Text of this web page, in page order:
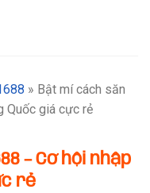
» Bật mí cách săn
Quốc giá cực rẻ
– Cơ hội nhập
rẻ